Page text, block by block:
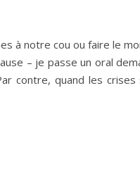
notre cou ou faire le
– je passe un oral
contre, quand les